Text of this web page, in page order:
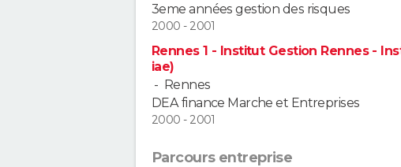
3eme années gestion des risques
2000 - 2001
Rennes 1 - Institut Gestion Rennes -
iae)
- Rennes
DEA finance Marche et Entreprises
2000 - 2001
Parcours entreprise